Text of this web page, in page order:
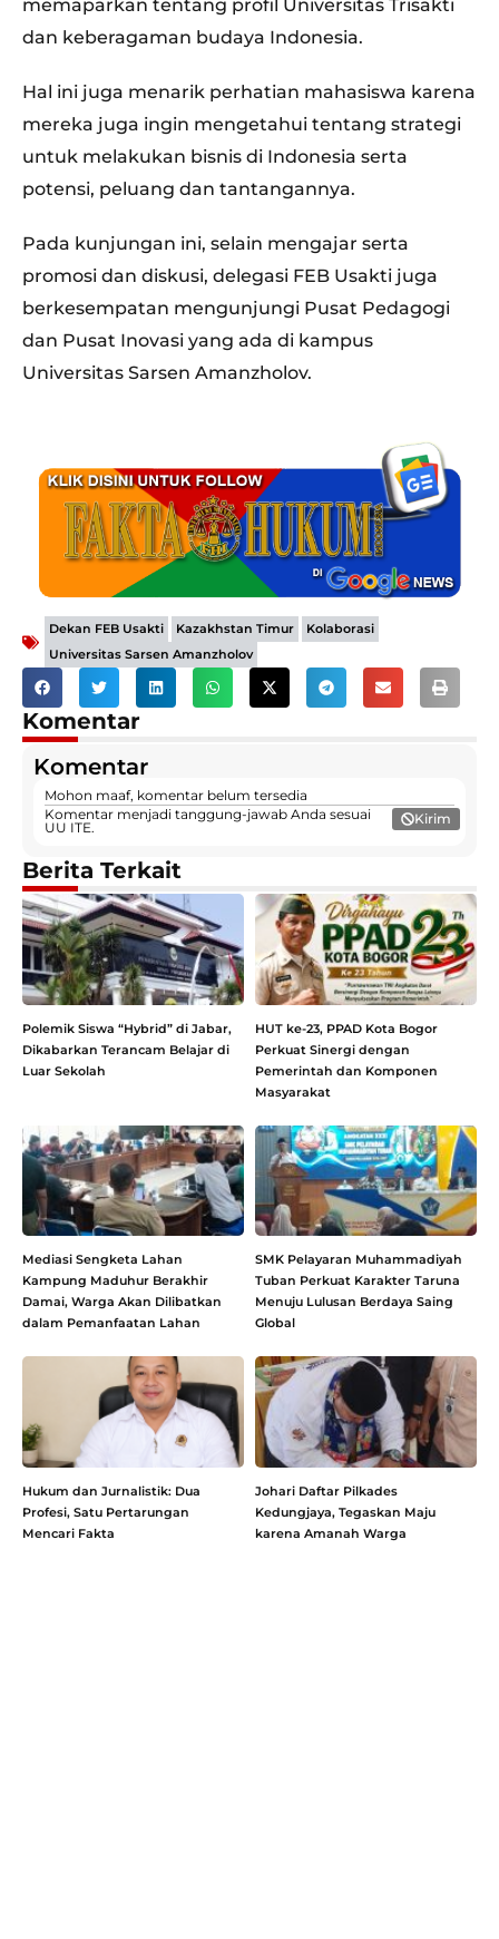
memaparkan tentang profil Universitas Trisakti
dan keberagaman budaya Indonesia.
Hal ini juga menarik perhatian mahasiswa karena
mereka juga ingin mengetahui tentang strategi
untuk melakukan bisnis di Indonesia serta
potensi, peluang dan tantangannya.
Pada kunjungan ini, selain mengajar serta
promosi dan diskusi, delegasi FEB Usakti juga
berkesempatan mengunjungi Pusat Pedagogi
dan Pusat Inovasi yang ada di kampus
Universitas Sarsen Amanzholov.
Dekan FEB Usakti Kazakhstan Timur Kolaborasi
Universitas Sarsen Amanzholov
Komentar
Komentar
Mohon maaf, komentar belum tersedia
Komentar menjadi tanggung-jawab Anda sesuai
UU ITE.
Kirim
Berita Terkait
Polemik Siswa “Hybrid” di Jabar,
Dikabarkan Terancam Belajar di
Luar Sekolah
HUT ke-23, PPAD Kota Bogor
Perkuat Sinergi dengan
Pemerintah dan Komponen
Masyarakat
Mediasi Sengketa Lahan
Kampung Maduhur Berakhir
Damai, Warga Akan Dilibatkan
dalam Pemanfaatan Lahan
SMK Pelayaran Muhammadiyah
Tuban Perkuat Karakter Taruna
Menuju Lulusan Berdaya Saing
Global
Hukum dan Jurnalistik: Dua
Profesi, Satu Pertarungan
Mencari Fakta
Johari Daftar Pilkades
Kedungjaya, Tegaskan Maju
karena Amanah Warga